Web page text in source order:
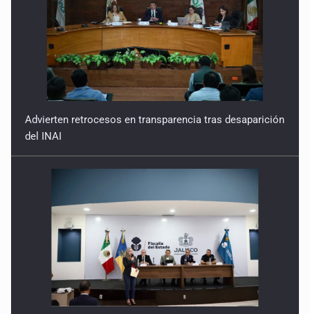
Advierten retrocesos en transparencia tras desaparición
del INAI